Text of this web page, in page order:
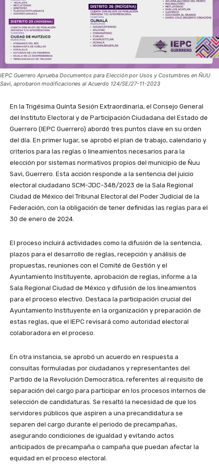
IEPC Guerrero Aprueba Documentos para Elección por Usos y Costumbres en ÑUU
Savi, aprobaron modificaciones al Acuerdo 124/SE/27-11-2023
En la Trigésima Quinta Sesión Extraordinaria, el Consejo General
del Instituto Electoral y de Participación Ciudadana del Estado de
Guerrero (IEPC Guerrero) abordó tres puntos clave en su orden
del día. En primer lugar, se aprobó el plan de trabajo, calendario y
criterios para las reglas o lineamientos necesarios para la
elección por sistemas normativos propios del municipio de Ñuu
Savi, Guerrero. Esta acción responde a la sentencia del juicio
electoral ciudadano SCM-JDC-348/2023 de la Sala Regional
Ciudad de México del Tribunal Electoral del Poder Judicial de la
Federación, con la obligación de tener definidas las reglas para el
30 de enero de 2024.
El proceso incluirá actividades como la difusión de la sentencia,
plazos para el desarrollo de reglas, recepción y análisis de
propuestas, reuniones con el Comité de Gestión y el
Ayuntamiento Instituyente, aprobación de reglas, informe a la
Sala Regional Ciudad de México y difusión de los lineamientos
para el proceso electivo. Destaca la participación crucial del
Ayuntamiento Instituyente en la organización y preparación de
estas reglas, que el IEPC revisará como autoridad electoral
colaboradora en el proceso.
En otra instancia, se aprobó un acuerdo en respuesta a
consultas formuladas por ciudadanos y representantes del
Partido de la Revolución Democrática, referentes al requisito de
separación del cargo para participar en los procesos internos de
selección de candidaturas. Se resaltó la necesidad de que los
servidores públicos que aspiren a una precandidatura se
separen del cargo durante el periodo de precampañas,
asegurando condiciones de igualdad y evitando actos
anticipados de precampaña o campaña que puedan afectar la
equidad en el proceso electoral.